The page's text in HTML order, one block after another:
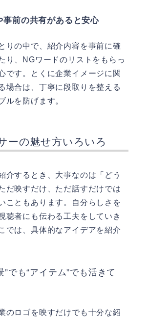
事前の共有があると安心
りの中で、紹介内容を事前に確
り、NGワードのリストをもらっ
です。とくに企業イメージに関
場合は、丁寧に段取りを整える
ルを防げます。
ーの魅せ方いろいろ
介するとき、大事なのは「どう
だ映すだけ、ただ話すだけでは
こともあります。自分らしさを
聴者にも伝わる工夫をしていき
では、具体的なアイデアを紹介
”でも“アイテム”でも活きて
のロゴを映すだけでも十分な紹